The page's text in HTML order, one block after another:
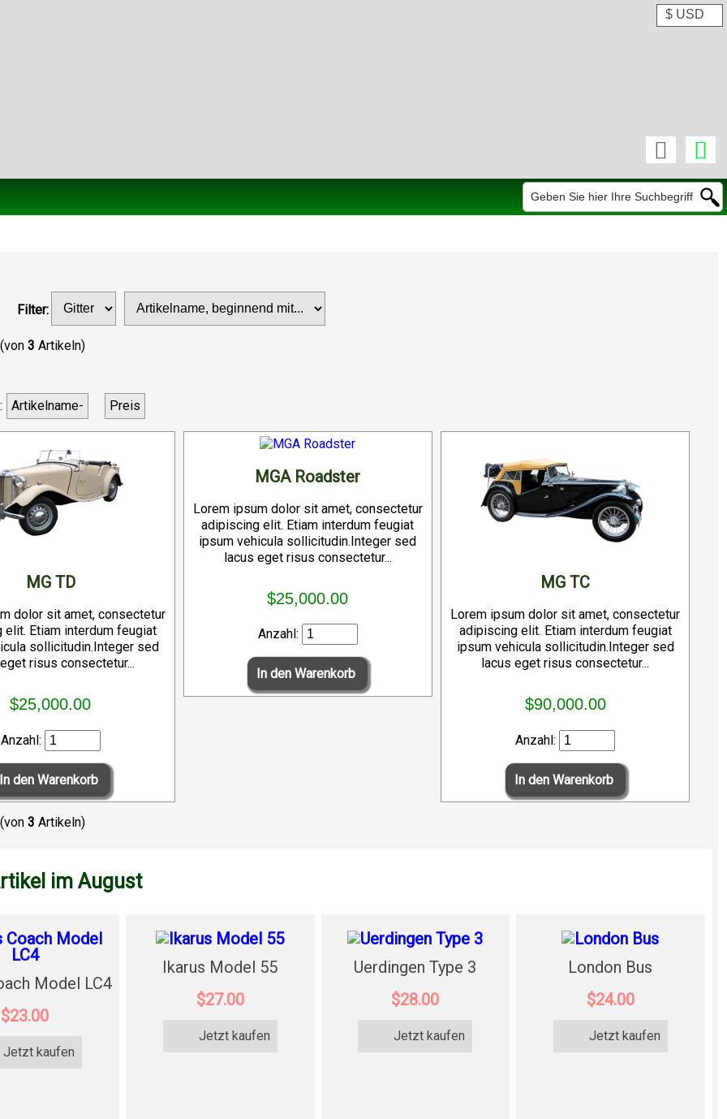
Filter:
3 Artikeln)
Artikelname- Preis
MG TD
dolor sit amet, consectetur
elit. Etiam interdum feugiat
sollicitudin.Integer sed
risus consectetur...
$25,000.00
Anzahl:
MGA Roadster
Lorem ipsum dolor sit amet, consectetur
adipiscing elit. Etiam interdum feugiat
ipsum vehicula sollicitudin.Integer sed
lacus eget risus consectetur...
$25,000.00
Anzahl:
MG TC
Lorem ipsum dolor sit amet, consectetur
adipiscing elit. Etiam interdum feugiat
ipsum vehicula sollicitudin.Integer sed
lacus eget risus consectetur...
$90,000.00
Anzahl:
3 Artikeln)
im August
Model LC4
$23.00
Jetzt kaufen
Ikarus Model 55
$27.00
Jetzt kaufen
Uerdingen Type 3
$28.00
Jetzt kaufen
London Bus
$24.00
Jetzt kaufen